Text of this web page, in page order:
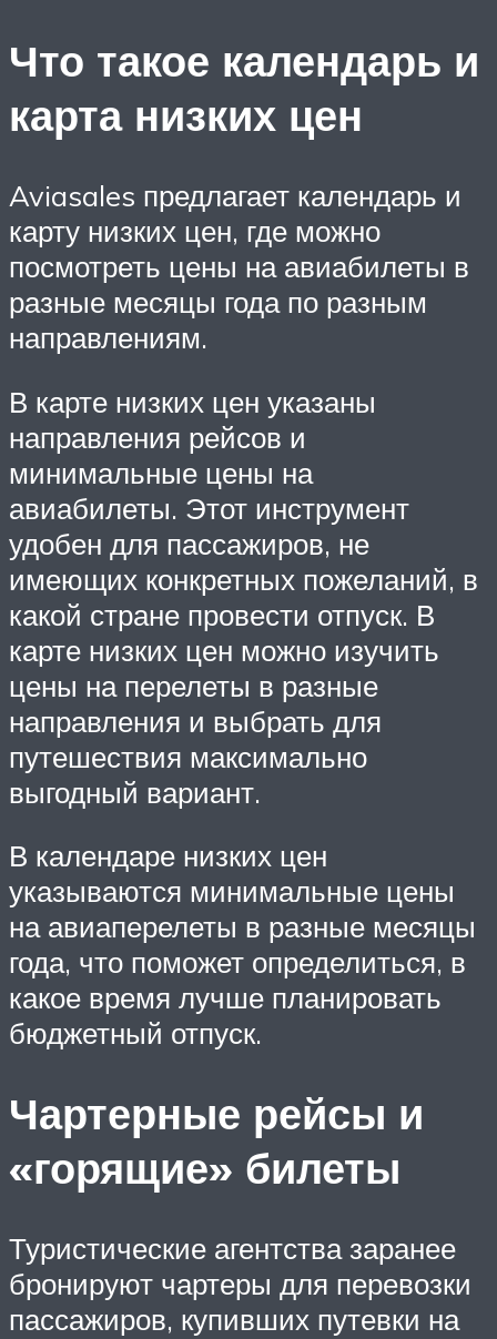
Что такое календарь и
карта низких цен
Aviasales предлагает календарь и
карту низких цен, где можно
посмотреть цены на авиабилеты в
разные месяцы года по разным
направлениям.
В карте низких цен указаны
направления рейсов и
минимальные цены на
авиабилеты. Этот инструмент
удобен для пассажиров, не
имеющих конкретных пожеланий, в
какой стране провести отпуск. В
карте низких цен можно изучить
цены на перелеты в разные
направления и выбрать для
путешествия максимально
выгодный вариант.
В календаре низких цен
указываются минимальные цены
на авиаперелеты в разные месяцы
года, что поможет определиться, в
какое время лучше планировать
бюджетный отпуск.
Чартерные рейсы и
«горящие» билеты
Туристические агентства заранее
бронируют чартеры для перевозки
пассажиров, купивших путевки на